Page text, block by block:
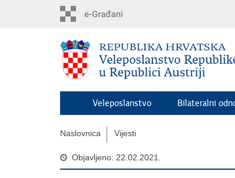
Veleposlanstvo Bilateralni
Naslovnica Vijesti
Objavljeno: 22.02.2021.